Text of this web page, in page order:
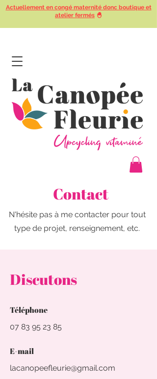
Actuellement en congé maternité donc boutique et
atelier fermés 🐣
Contact
N'hésite pas à me contacter pour tout
type de projet, renseignement, etc.
Discutons
Téléphone
07 83 95 23 85
E-mail
lacanopeefleurie@gmail.com